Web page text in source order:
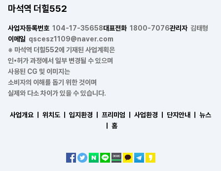
마석역 더힐552
사업자등록번호 104-17-35658대표전화 1800-7076관리자 김태형
이메일 qscesz1109@naver.com
※ 마석역 더힐552에 기재된 사업계획은
인•허가 과정에서 일부 변경될 수 있으며
사용된 CG 및 이미지는
소비자의 이해를 돕기 위한 것이며
실제와 다소 차이가 있을 수 있습니다.
사업개요 ㅣ 위치도 ㅣ 입지환경 ㅣ 프리미엄 ㅣ 사업환경 ㅣ 단지안내 ㅣ
뉴스
홈